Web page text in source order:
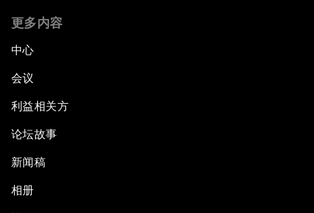
更多内容
中心
会议
利益相关方
论坛故事
新闻稿
相册